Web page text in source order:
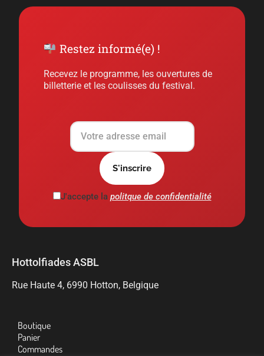
Restez informé(e) !
Recevez le programme, les ouvertures de
billetterie et les coulisses du festival.
J'accepte la politque de confidentialité
Hottolfiades ASBL
Rue Haute 4, 6990 Hotton, Belgique
Boutique
Panier
Commandes